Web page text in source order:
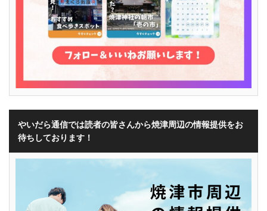
やいだら通信では読者の皆さんから焼津周辺の情報提供をお
待ちしております！